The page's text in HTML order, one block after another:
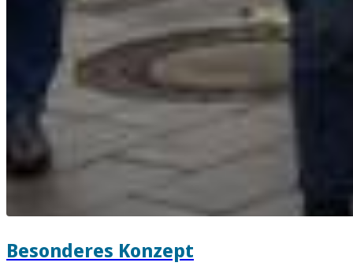
Besonderes Konzept